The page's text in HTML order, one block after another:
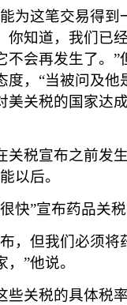
为这笔交易得到
你知道，我们已
会再发生了。 ”
， “当被问及他
美关税的国家达
关税宣布之前发
以后。
很快”宣布药品关税
，但我们必须将
”他说。
些关税的具体税